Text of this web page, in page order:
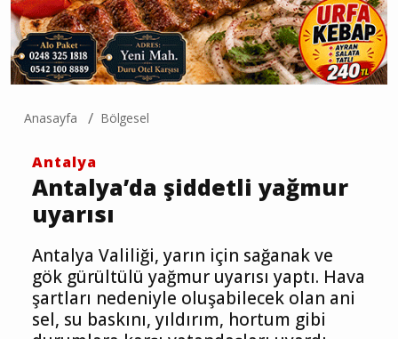
Anasayfa Bölgesel
Antalya
Antalya’da şiddetli yağmur
uyarısı
Antalya Valiliği, yarın için sağanak ve
gök gürültülü yağmur uyarısı yaptı. Hava
şartları nedeniyle oluşabilecek olan ani
sel, su baskını, yıldırım, hortum gibi